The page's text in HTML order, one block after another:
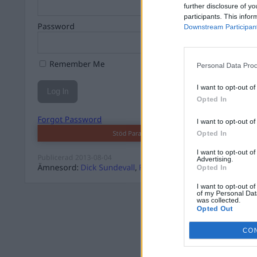
further disclosure of
participants. This
Downstream
Personal Data
I want to opt-out
Opted In
I want to opt-out
Opted In
I want to opt-out
Advertising.
Opted In
I want to opt-out
of my Personal
was collected.
Opted Out
Password
Remember Me
Forgot Password
Stöd Para§rafs bevakning av rättssäkerheten
Ämnesord: Dick Sundevall, Ricard A R Nilsson